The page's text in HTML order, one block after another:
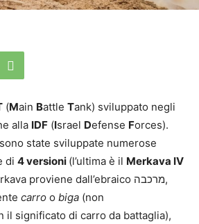
(Main Battle Tank) sviluppato negli
alla IDF (Israel Defense Forces).
state sviluppate numerose
di 4 versioni (l’ultima è il Merkava IV
). Il nome Merkava proviene dall’ebraico מרכבה,
carro o biga (non
il significato di carro da battaglia),